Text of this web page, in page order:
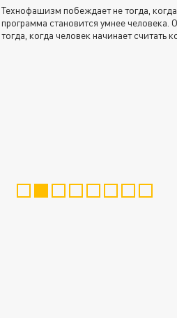
Технофашизм побеждает не тогда,
программа становится умнее человека.
тогда, когда человек начинает считать